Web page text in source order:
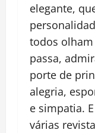
elegante,
todos
passa,
porte de
alegria,
e simpatia.
várias